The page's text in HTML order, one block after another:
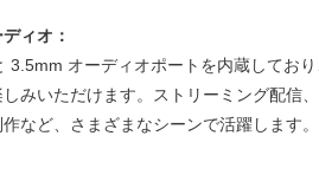
ィオ：
3.5mm オーディオポートを内蔵してお
みいただけます。ストリーミング配信
など、さまざまなシーンで活躍します。